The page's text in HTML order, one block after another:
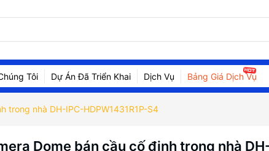
Tôi Dự Án Đã Triển Khai Dịch Vụ Bảng Giá Dịch Vụ
trong nhà DH-IPC-HDPW1431R1P-S4
Dome bán cầu cố định trong nhà